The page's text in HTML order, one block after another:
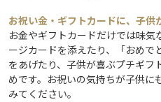
お祝い金・ギフトカードに、子供
お金やギフトカードだけでは味
ージカードを添えたり、「おめ
をあげたり、子供が喜ぶプチギフ
めです。お祝いの気持ちが子供に
みてください。